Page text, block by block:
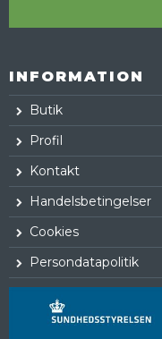
INFORMATION
Butik
Profil
Kontakt
Handelsbetingelser
Cookies
Persondatapolitik